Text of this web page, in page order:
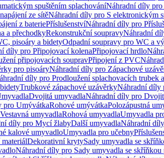
spuštěním splachováníNáhradní díly pro
ze sítěNáhradní díly pro S elektronickým
z bateriePříslušenstvíNáhradní díly pro
a přechodkyRekonstrukční soupravyNáhradní
pisoáry a bidetyOdpadní soupravy pro WC a
díly pro Připojovací kolenaPřipojovací hrdlo
připojovacích soupravPřipojení z PVC
pro pisoáryNáhradní díly pro Zápachové
díly pro Prodloužení splachovacích trubek
Trubkové zápachové uzávěrkyNáhradní díly
Dvojitá umyvadlaNáhradní díly pro
pro UmývátkaRohové umývátkaPolozápustná
umyvadlaRohová umyvadlaUmyvadla
díly pro Mycí žlabyDalší umyvadlaNáhradní
kalové umyvadloUmyvadla pro učebny
Dekorativní krytySady umyvadla se
Náhradní díly pro Sady umyvadla se